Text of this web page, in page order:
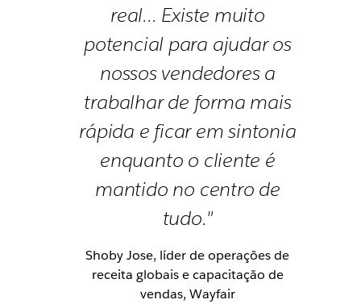
real... Existe muito
potencial para ajudar os
nossos vendedores a
trabalhar de forma mais
rápida e ficar em sintonia
enquanto o cliente é
mantido no centro de
tudo."
Shoby Jose, líder de operações de
receita globais e capacitação de
vendas, Wayfair